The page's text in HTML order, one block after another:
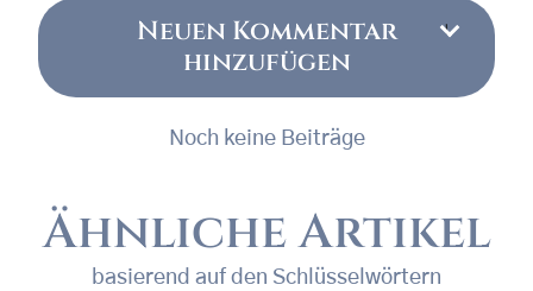
Neuen Kommentar
hinzufügen
Noch keine Beiträge
Ähnliche Artikel
basierend auf den Schlüsselwörtern